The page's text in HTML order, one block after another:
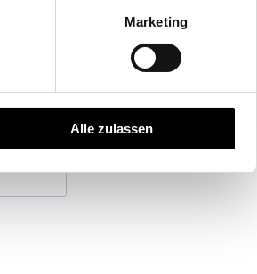
Marketing
Alle zulassen
auf Ihre erste Bettwäsche!